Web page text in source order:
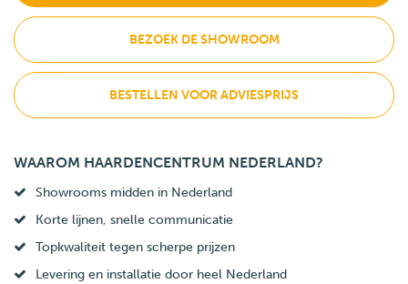
BEZOEK DE SHOWROOM
BESTELLEN VOOR ADVIESPRIJS
WAAROM HAARDENCENTRUM NEDERLAND?
Showrooms midden in Nederland
Korte lijnen, snelle communicatie
Topkwaliteit tegen scherpe prijzen
Levering en installatie door heel Nederland